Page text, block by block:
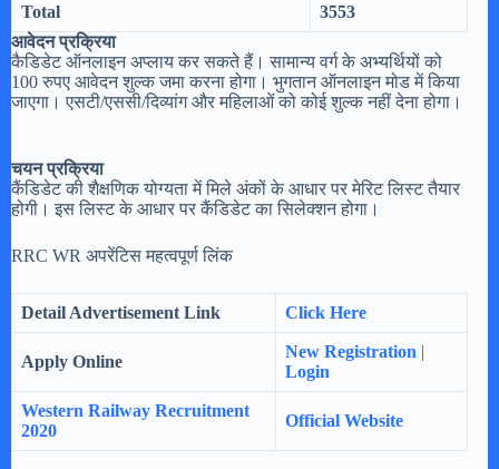
Total
3553
आवेदन प्रक्रिया
कैडिडेट ऑनलाइन अप्लाय कर सकते हैं। सामान्य वर्ग के अभ्यर्थियों को
100 रुपए आवेदन शुल्क जमा करना होगा। भुगतान ऑनलाइन मोड में किया
जाएगा। एसटी/एससी/दिव्यांग और महिलाओं को कोई शुल्क नहीं देना होगा।
चयन प्रक्रिया
कैंडिडेट की शैक्षणिक योग्यता में मिले अंकों के आधार पर मेरिट लिस्ट तैयार
होगी। इस लिस्ट के आधार पर कैंडिडेट का सिलेक्शन होगा।
RRC WR अपरेंटिस महत्वपूर्ण लिंक
Detail Advertisement Link Click Here
Apply Online
New Registration |
Login
Western Railway Recruitment
2020
Official Website